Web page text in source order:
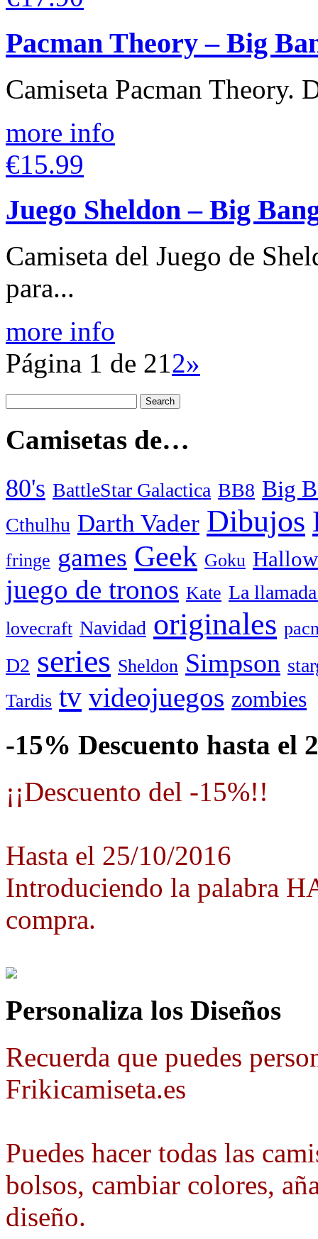
Pacman Theory – Big
Camiseta Pacman Theory.
more info
€15.99
Juego Sheldon – Big
Camiseta del Juego de
para...
more info
Página 1 de 212»
Camisetas de…
80's BattleStar Galactica BB8 Big
Cthulhu Darth Vader Dibujos
fringe games Geek Goku
juego de tronos Kate La
lovecraft Navidad originales
D2 series Sheldon Simpson
Tardis tv videojuegos zombies
-15% Descuento hasta el
¡¡Descuento del -15%!!
Hasta el 25/10/2016
Introduciendo la palabra
compra.
Personaliza los Diseños
Recuerda que puedes
Frikicamiseta.es
Puedes hacer todas las
bolsos, cambiar colores,
diseño.